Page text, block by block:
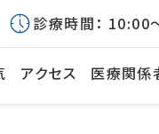
診療時間： 10:00
アクセス 医療関係